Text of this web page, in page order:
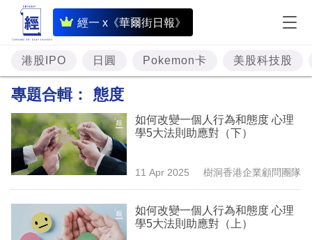
經一 x《華爾街日報》
即
時
財
經
題
投
資
樓
市
港股IPO 日圓 Pokemon卡 美股科技股
專題合輯： 態度
如何改變一個人行為和態度 心理
學5大法則助應對（下）
11 Apr 2025 樹洞香港企業顧問團隊
如何改變一個人行為和態度 心理
學5大法則助應對（上）